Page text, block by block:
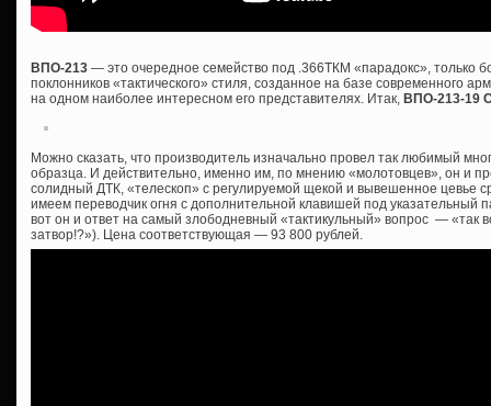
ВПО-213 — это очередное семейство под .366ТКМ «парадокс», только
поклонников «тактического» стиля, созданное на базе современного
на одном наиболее интересном его представителях. Итак, ВПО-213-19
Можно сказать, что производитель изначально провел так любимый
образца. И действительно, именно им, по мнению «молотовцев», он и
солидный ДТК, «телескоп» с регулируемой щекой и вывешенное цевье
имеем переводчик огня с дополнительной клавишей под указательный
вот он и ответ на самый злободневный «тактикульный» вопрос — «так
затвор!?»). Цена соответствующая — 93 800 рублей.